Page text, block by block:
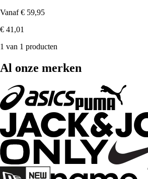
Vanaf € 59,95
€ 41,01
1 van 1 producten
Al onze merken